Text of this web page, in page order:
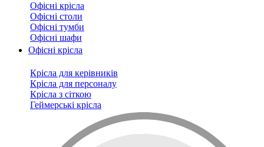
Офісні крісла
Офісні столи
Офісні тумби
Офісні шафи
Офісні крісла
Крісла для керівників
Крісла для персоналу
Крісла з сіткою
Геймерські крісла